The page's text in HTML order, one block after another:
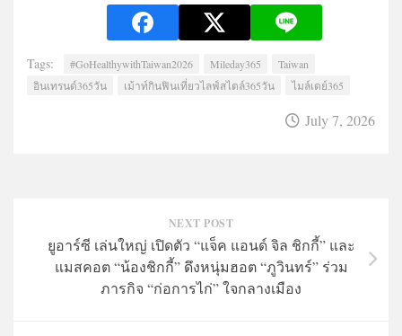
Tags: #GoHealthywithTaiwan2026 Mileday365
Taiwan
อินเทรนด์365วัน
เม้าท์กินฟินเที่ยวไลฟ์สไตล์365วัน ไมล์เดย์365
July 7, 2026
NEXT POST
ยูอาร์ซี เล่นใหญ่ เปิดตัว “แจ็ค แอนด์ จิล ชิกกี้” และ
แมสคอต “น้องชิกกี้” ดึงหนุ่มฮอต “ภูวินทร์” ร่วม
ภารกิจ “ก่อการไก่” ใจกลางเมือง